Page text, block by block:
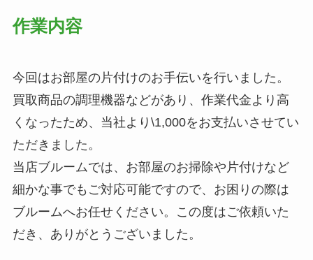
作業内容
今回はお部屋の片付けのお手伝いを行いました。
買取商品の調理機器などがあり、作業代金より高
くなったため、当社より\1,000をお支払いさせてい
ただきました。
当店ブルームでは、お部屋のお掃除や片付けなど
細かな事でもご対応可能ですので、お困りの際は
ブルームへお任せください。この度はご依頼いた
だき、ありがとうございました。